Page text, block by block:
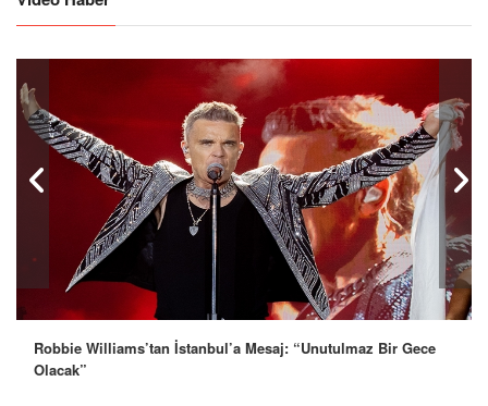
Robbie Williams’tan İstanbul’a Mesaj: “Unutulmaz Bir Gece
Olacak”
İrfan Sancak: Yeni Yaşını Çifte Kutlamayla Karşıladı